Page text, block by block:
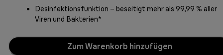
Desinfektionsfunktion – beseitigt mehr als 99,99 % aller
Viren und Bakterien*
Zum Warenkorb hinzufügen